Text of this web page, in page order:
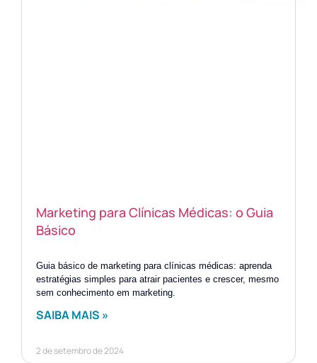
Marketing para Clínicas Médicas: o Guia
Básico
Guia básico de marketing para clínicas médicas: aprenda
estratégias simples para atrair pacientes e crescer, mesmo
sem conhecimento em marketing.
SAIBA MAIS »
2 de setembro de 2024